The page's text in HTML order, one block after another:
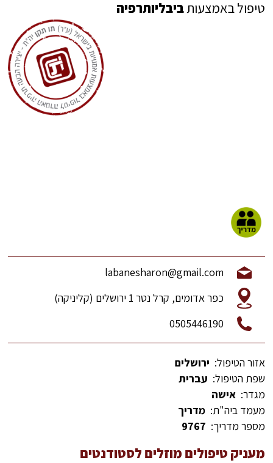
טיפול באמצעותביבליותרפיה
labanesharon@gmail.com
כפר אדומים, קרל נטר 1 ירושלים (קליניקה)
0505446190
אזור הטיפול: ירושלים
שפת הטיפול: עברית
מגדר: אישה
מעמד ביה"ת: מדריך
מספר מדריך: 9767
מעניק טיפולים מוזלים לסטודנטים